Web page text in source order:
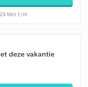
Mei t/m
deze vakantie